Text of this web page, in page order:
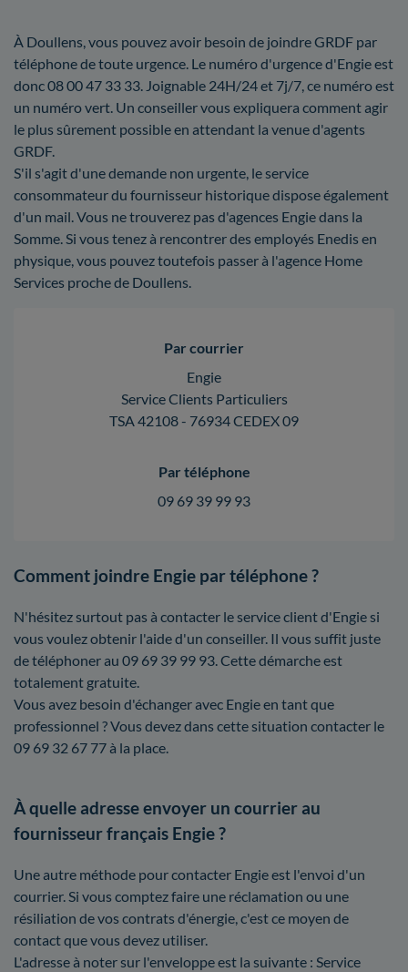
À Doullens, vous pouvez avoir besoin de joindre GRDF par
téléphone de toute urgence. Le numéro d'urgence d'Engie est
donc 08 00 47 33 33. Joignable 24H/24 et 7j/7, ce numéro est
un numéro vert. Un conseiller vous expliquera comment agir
le plus sûrement possible en attendant la venue d'agents
GRDF.
S'il s'agit d'une demande non urgente, le service
consommateur du fournisseur historique dispose également
d'un mail. Vous ne trouverez pas d'agences Engie dans la
Somme. Si vous tenez à rencontrer des employés Enedis en
physique, vous pouvez toutefois passer à l'agence Home
Services proche de Doullens.
Par courrier
Engie
Service Clients Particuliers
TSA 42108 - 76934 CEDEX 09
Par téléphone
09 69 39 99 93
Comment joindre Engie par téléphone ?
N'hésitez surtout pas à contacter le service client d'Engie si
vous voulez obtenir l'aide d'un conseiller. Il vous suffit juste
de téléphoner au 09 69 39 99 93. Cette démarche est
totalement gratuite.
Vous avez besoin d'échanger avec Engie en tant que
professionnel ? Vous devez dans cette situation contacter le
09 69 32 67 77 à la place.
À quelle adresse envoyer un courrier au
fournisseur français Engie ?
Une autre méthode pour contacter Engie est l'envoi d'un
courrier. Si vous comptez faire une réclamation ou une
résiliation de vos contrats d'énergie, c'est ce moyen de
contact que vous devez utiliser.
L'adresse à noter sur l'enveloppe est la suivante : Service